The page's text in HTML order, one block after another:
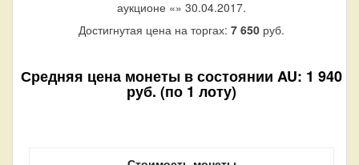
аукционе «» 30.04.2017.
Достигнутая цена на торгах: 7 650 руб.
Средняя цена монеты в состоянии AU: 1 940
руб. (по 1 лоту)